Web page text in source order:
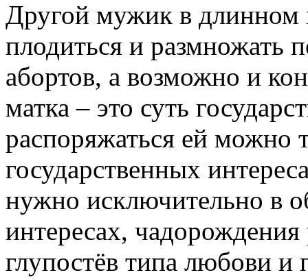
Другой мужик в длинном
плодиться и размножать
абортов, а возможно и
матка – это суть
распоряжаться ей можно
государственных
нужно исключительно в
интересах,
глупостёв типа любови и